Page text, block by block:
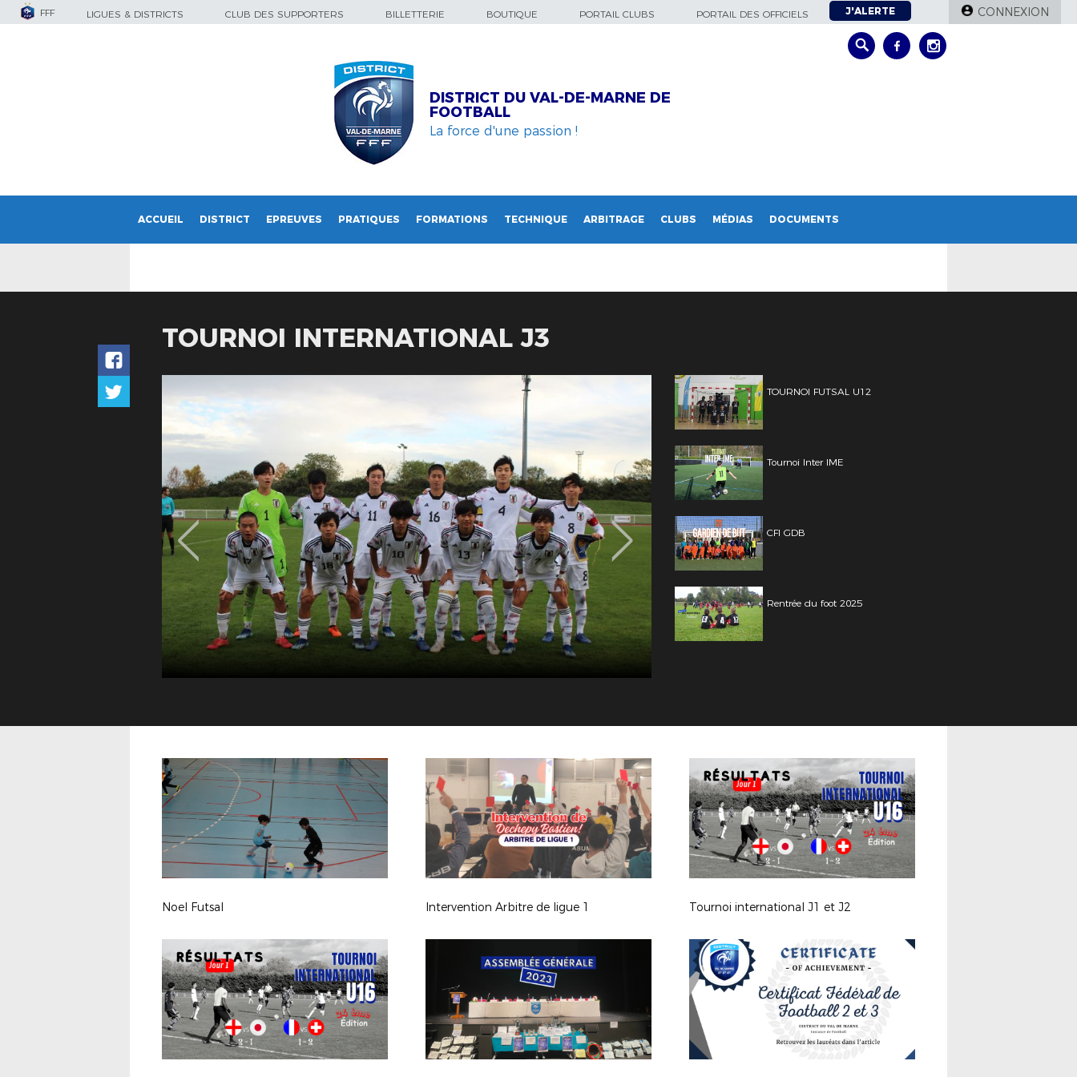
FFF LIGUES & DISTRICTS CLUB DES SUPPORTERS BILLETTERIE BOUTIQUE PORTAIL CLUBS PORTAIL DES OFFICIELS J'ALERTE CONNEXION
DISTRICT DU VAL-DE-MARNE DE
FOOTBALL
La force d'une passion !
ACCUEIL DISTRICT EPREUVES PRATIQUES FORMATIONS TECHNIQUE ARBITRAGE CLUBS MÉDIAS DOCUMENTS
TOURNOI INTERNATIONAL J3
TOURNOI FUTSAL U12
Tournoi Inter IME
CFI GDB
Rentrée du foot 2025
Noel Futsal Intervention Arbitre de ligue 1 Tournoi international J1 et J2